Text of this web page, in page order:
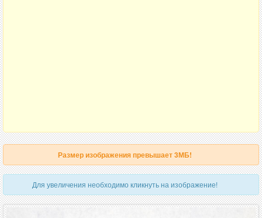
Размер изображения превышает 3МБ!
Для увеличения необходимо кликнуть на изображение!